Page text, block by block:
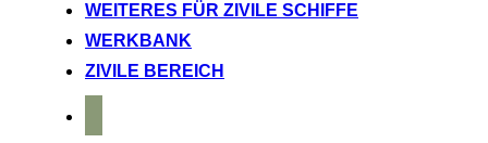
WEITERES FÜR ZIVILE SCHIFFE
WERKBANK
ZIVILE BEREICH